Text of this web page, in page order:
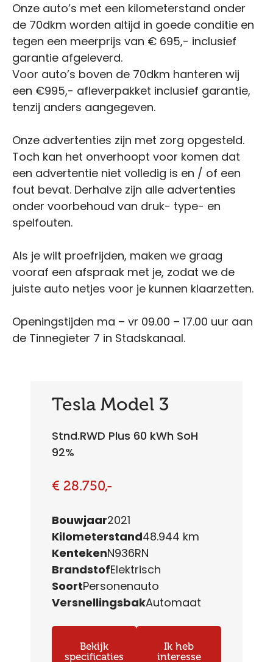
Onze auto’s met een kilometerstand onder
de 70dkm worden altijd in goede conditie en
tegen een meerprijs van € 695,- inclusief
garantie afgeleverd.
Voor auto’s boven de 70dkm hanteren wij
een €995,- afleverpakket inclusief garantie,
tenzij anders aangegeven.
Onze advertenties zijn met zorg opgesteld.
Toch kan het onverhoopt voor komen dat
een advertentie niet volledig is en / of een
fout bevat. Derhalve zijn alle advertenties
onder voorbehoud van druk- type- en
spelfouten.
Als je wilt proefrijden, maken we graag
vooraf een afspraak met je, zodat we de
juiste auto netjes voor je kunnen klaarzetten.
Openingstijden ma – vr 09.00 – 17.00 uur aan
de Tinnegieter 7 in Stadskanaal.
Tesla Model 3
Stnd.RWD Plus 60 kWh SoH
92%
€ 28.750,-
Bouwjaar2021
Kilometerstand48.944 km
KentekenN936RN
BrandstofElektrisch
SoortPersonenauto
VersnellingsbakAutomaat
Bekijk
specificaties
Ik heb
interesse